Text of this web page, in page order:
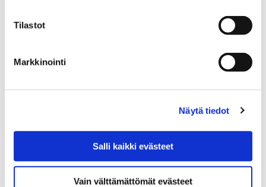
Tilastot
Markkinointi
Näytä tiedot
Salli kaikki evästeet
Vain välttämättömät evästeet